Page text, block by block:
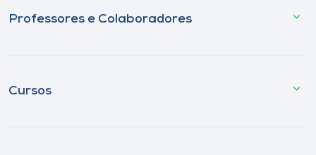
Professores e Colaboradores
Cursos